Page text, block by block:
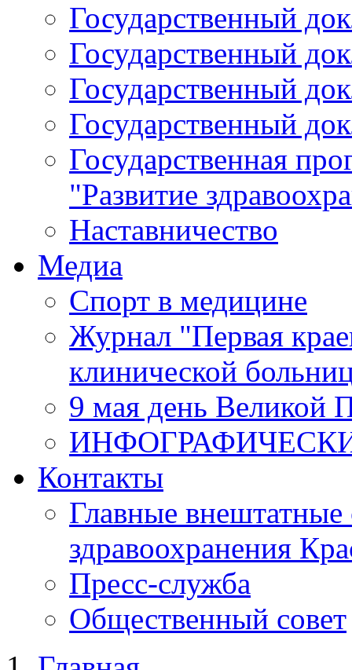
Государственный
Государственный
Государственный
Государственный
Государственная
"Развитие
Наставничество
Медиа
Спорт в медицине
Журнал "Первая
клинической
9 мая день Великой
Контакты
Главные внештатные
здравоохранения
Пресс-служба
Общественный совет